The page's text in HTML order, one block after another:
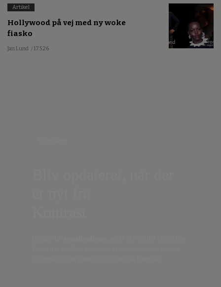
Artikel
Hollywood på vej med ny woke
fiasko
Jan Lund / 17.5.26